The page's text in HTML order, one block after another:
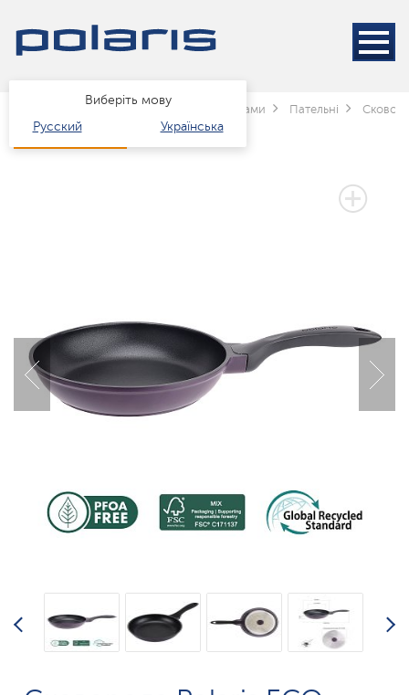
Виберіть мову
Русский
Українська
Каталог Посуд за типами Пательні
3 РОКИ ГАРАНТІЇ